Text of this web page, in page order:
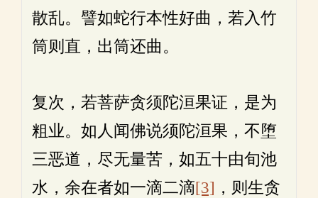
散乱。譬如蛇行本性好曲，若入竹
筒则直，出筒还曲。
复次，若菩萨贪须陀洹果证，是为
粗业。如人闻佛说须陀洹果，不堕
三恶道，尽无量苦，如五十由旬池
水，余在者如一滴二滴[3] ，则生贪